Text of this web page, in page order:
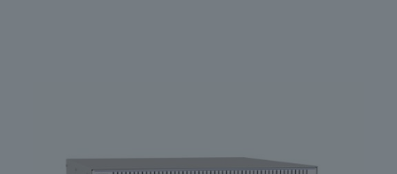
stranici